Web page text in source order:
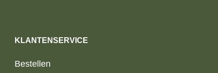
KLANTENSERVICE
Bestellen